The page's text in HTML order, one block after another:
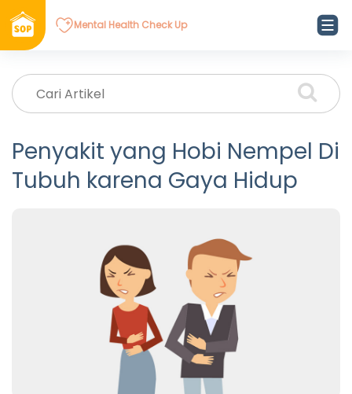
Mental Health Check Up
Penyakit yang Hobi Nempel Di
Tubuh karena Gaya Hidup